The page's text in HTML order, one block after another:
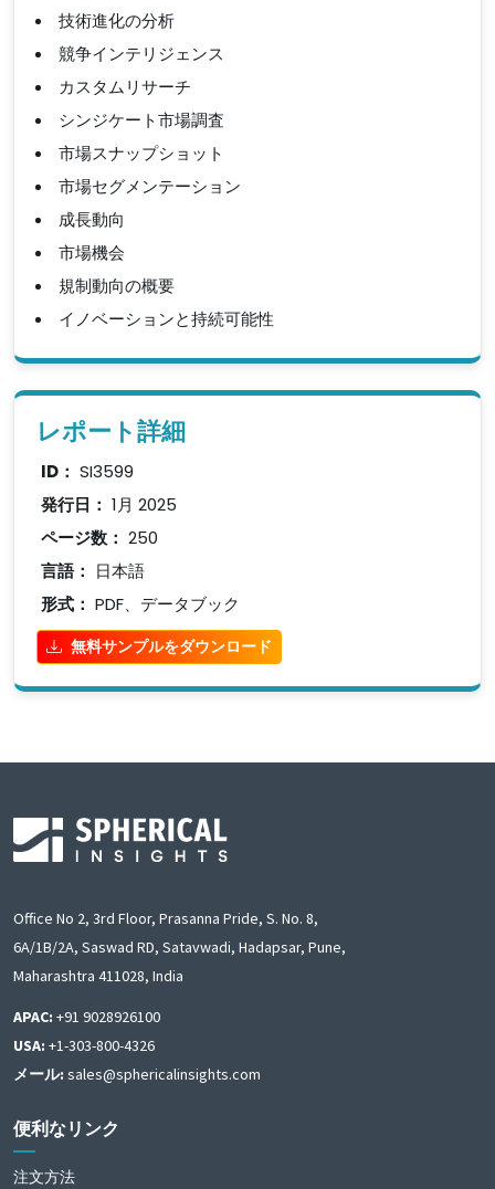
技術進化の分析
競争インテリジェンス
カスタムリサーチ
シンジケート市場調査
市場スナップショット
市場セグメンテーション
成長動向
市場機会
規制動向の概要
イノベーションと持続可能性
レポート詳細
ID： SI3599
発行日： 1月 2025
ページ数： 250
言語： 日本語
形式： PDF、データブック
無料サンプルをダウンロード
Office No 2, 3rd Floor, Prasanna Pride, S. No. 8,
6A/1B/2A, Saswad RD, Satavwadi, Hadapsar, Pune,
Maharashtra 411028, India
APAC: +91 9028926100
USA: +1-303-800-4326
メール: sales@sphericalinsights.com
便利なリンク
注文方法